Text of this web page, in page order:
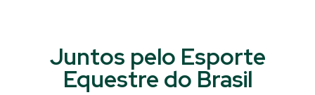
Juntos pelo Esporte
Equestre do Brasil